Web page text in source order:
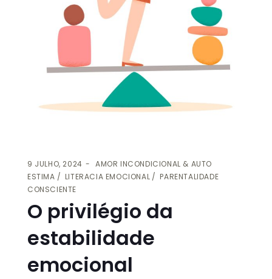
9 JULHO, 2024
AMOR INCONDICIONAL & AUTO
ESTIMA
LITERACIA EMOCIONAL
PARENTALIDADE
CONSCIENTE
O privilégio da
estabilidade
emocional